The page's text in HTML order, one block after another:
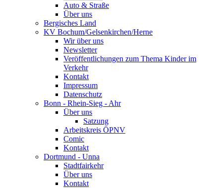
Auto & Straße
Über uns
Bergisches Land
KV Bochum/Gelsenkirchen/Herne
Wir über uns
Newsletter
Veröffentlichungen zum Thema Kinder im
Verkehr
Kontakt
Impressum
Datenschutz
Bonn - Rhein-Sieg - Ahr
Über uns
Satzung
Arbeitskreis ÖPNV
Comic
Kontakt
Dortmund - Unna
Stadtfairkehr
Über uns
Kontakt